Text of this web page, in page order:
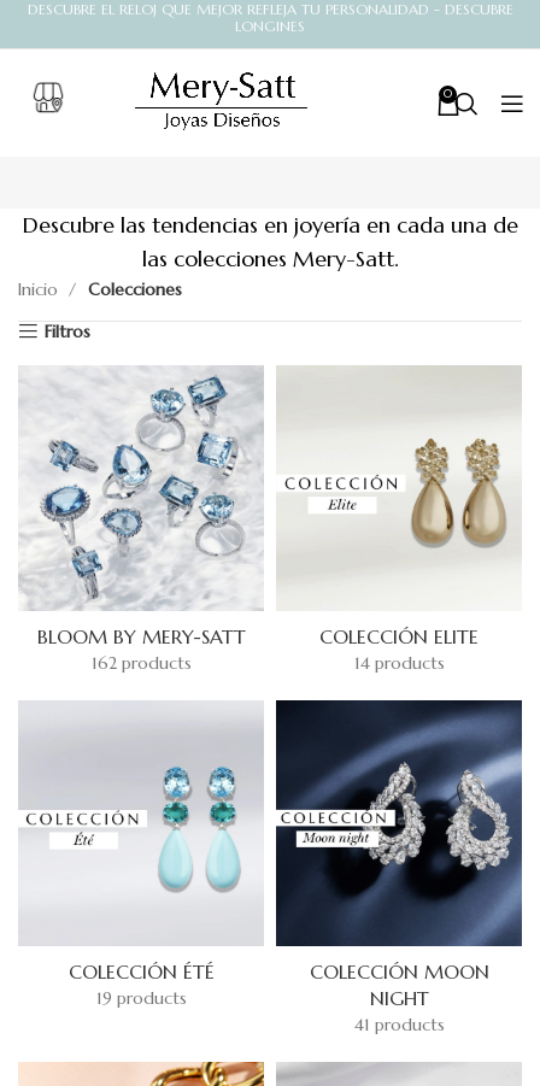
DESCUBRE EL RELOJ QUE MEJOR REFLEJA TU PERSONALIDAD - DESCUBRE
LONGINES
0
Descubre las tendencias en joyería en cada una de
las colecciones Mery-Satt.
Inicio
Colecciones
Filtros
BLOOM BY MERY-SATT
162 products
COLECCIÓN ELITE
14 products
COLECCIÓN ÉTÉ
19 products
COLECCIÓN MOON
NIGHT
41 products